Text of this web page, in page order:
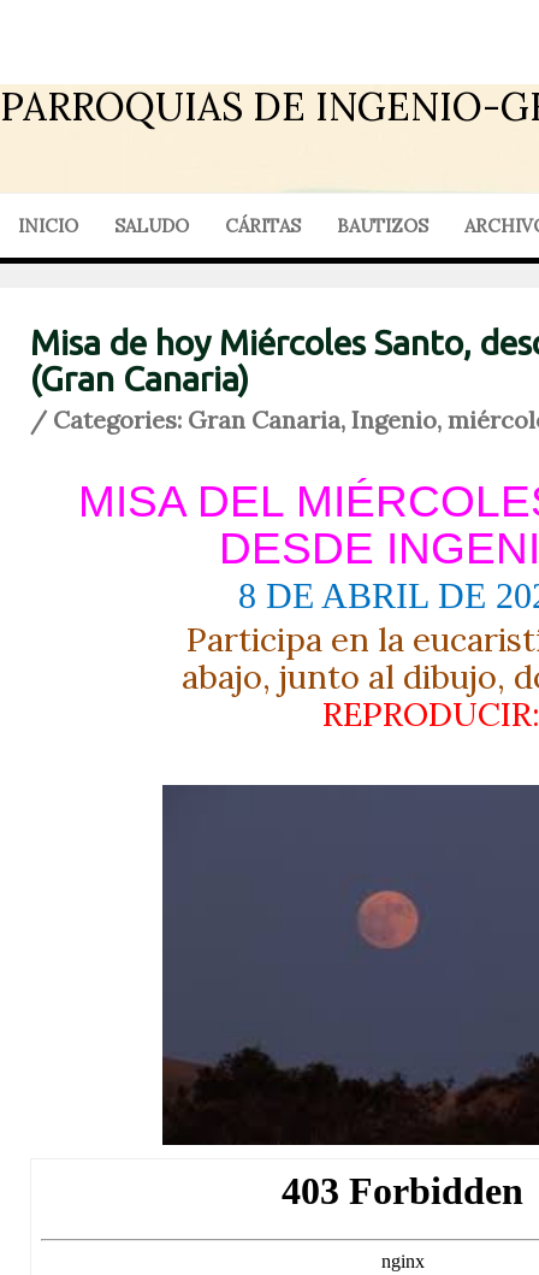
PARROQUIAS DE INGENIO-
INICIO SALUDO CÁRITAS BAUTIZOS
Misa de hoy Miércoles Santo,
(Gran Canaria)
/ Categories: Gran Canaria,Ingenio,
MISA DEL
DESDE
8 DE ABRIL DE
Participa en la
abajo, junto al dibujo,